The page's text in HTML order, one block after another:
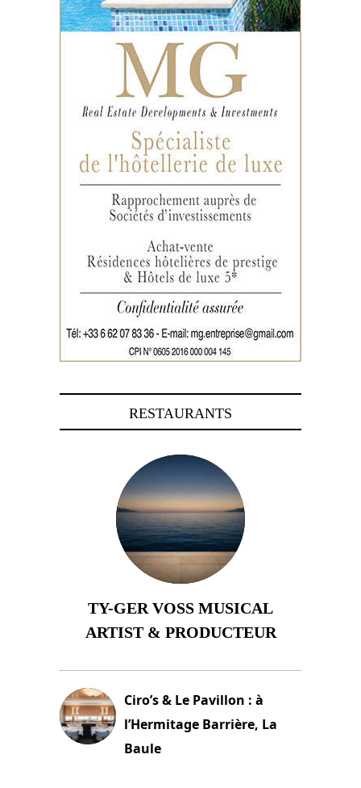
RESTAURANTS
TY-GER VOSS MUSICAL
ARTIST & PRODUCTEUR
Ciro’s & Le Pavillon : à
l’Hermitage Barrière, La
Baule